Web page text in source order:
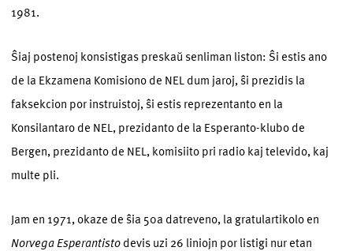
1981.
Ŝiaj postenoj konsistigas preskaŭ senliman liston: Ŝi estis ano
de la Ekzamena Komisiono de NEL dum jaroj, ŝi prezidis la
faksekcion por instruistoj, ŝi estis reprezentanto en la
Konsilantaro de NEL, prezidanto de la Esperanto-klubo de
Bergen, prezidanto de NEL, komisiito pri radio kaj televido, kaj
multe pli.
Jam en 1971, okaze de ŝia 50a datreveno, la gratulartikolo en
Norvega Esperantistodevis uzi 26 liniojn por listigi nur etan